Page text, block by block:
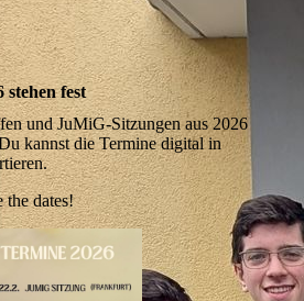
stehen fest
und JuMiG-Sitzungen aus 2026
kannst die Termine digital in
the dates!